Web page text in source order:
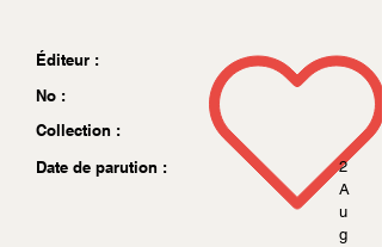
Éditeur :
No :
Collection :
Date de parution :
2
A
u
g